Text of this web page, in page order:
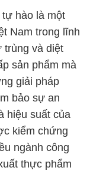
hào là một
Nam trong lĩnh
trùng và diệt
sản phẩm mà
giải pháp
bảo sự an
hiệu suất của
kiểm chứng
ngành công
thực phẩm